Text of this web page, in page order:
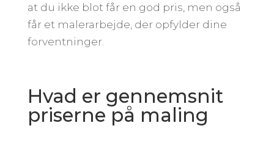
at du ikke blot får en god pris, men også
får et malerarbejde, der opfylder dine
forventninger.
Hvad er gennemsnit
priserne på maling